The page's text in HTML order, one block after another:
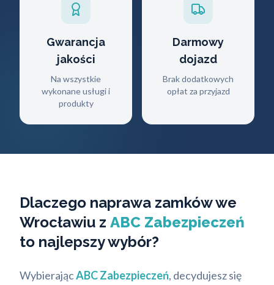
Gwarancja
jakości
Na wszystkie
wykonane usługi i
produkty
Darmowy
dojazd
Brak dodatkowych
opłat za przyjazd
Dlaczego naprawa zamków we
Wrocławiu z ABC Zabezpieczeń
to najlepszy wybór?
WybierającABC Zabezpieczeń, decydujesz się